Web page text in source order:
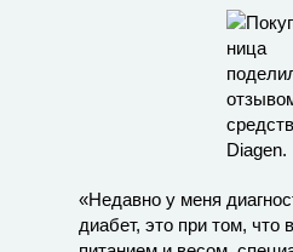
«Недавно у меня
диабет, это при том, что